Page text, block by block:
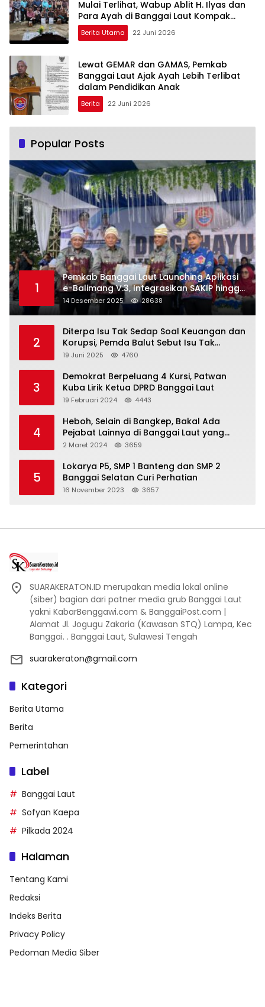
Mulai Terlihat, Wabup Ablit H. Ilyas dan
Para Ayah di Banggai Laut Kompak
Ambil Rapor Anak
Berita Utama 22 Juni 2026
Lewat GEMAR dan GAMAS, Pemkab
Banggai Laut Ajak Ayah Lebih Terlibat
dalam Pendidikan Anak
Berita 22 Juni 2026
Popular Posts
1
Pemkab Banggai Laut Launching Aplikasi
e-Balimang V.3, Integrasikan SAKIP hingga
Satu Data Layanan Publik
14 Desember 2025 28638
2
Diterpa Isu Tak Sedap Soal Keuangan dan
Korupsi, Pemda Balut Sebut Isu Tak
Berdasar
19 Juni 2025 4760
3
Demokrat Berpeluang 4 Kursi, Patwan
Kuba Lirik Ketua DPRD Banggai Laut
19 Februari 2024 4443
4
Heboh, Selain di Bangkep, Bakal Ada
Pejabat Lainnya di Banggai Laut yang
Bakal di Ciduk, Bagini Kata Kapolres!
2 Maret 2024 3659
5
Lokarya P5, SMP 1 Banteng dan SMP 2
Banggai Selatan Curi Perhatian
16 November 2023 3657
SUARAKERATON.ID merupakan media lokal online
(siber) bagian dari patner media grub Banggai Laut
yakni KabarBenggawi.com & BanggaiPost.com |
Alamat Jl. Jogugu Zakaria (Kawasan STQ) Lampa, Kec
Banggai. . Banggai Laut, Sulawesi Tengah
suarakeraton@gmail.com
Kategori
Berita Utama
Berita
Pemerintahan
Label
Banggai Laut
Sofyan Kaepa
Pilkada 2024
Halaman
Tentang Kami
Redaksi
Indeks Berita
Privacy Policy
Pedoman Media Siber